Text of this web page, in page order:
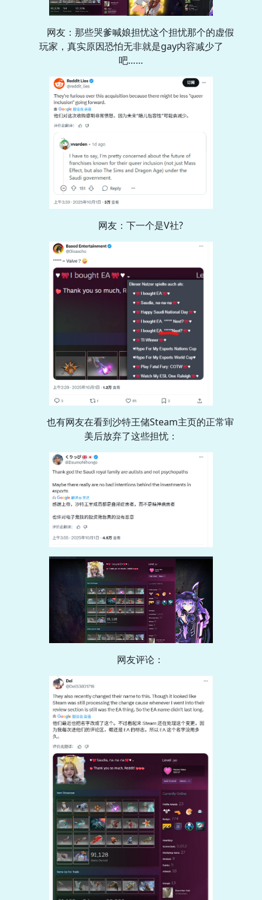
网友：那些哭爹喊娘担忧这个担忧那个的虚假
玩家，真实原因恐怕无非就是gay内容减少了
吧……
网友：下一个是V社?
也有网友在看到沙特王储Steam主页的正常审
美后放弃了这些担忧：
网友评论：